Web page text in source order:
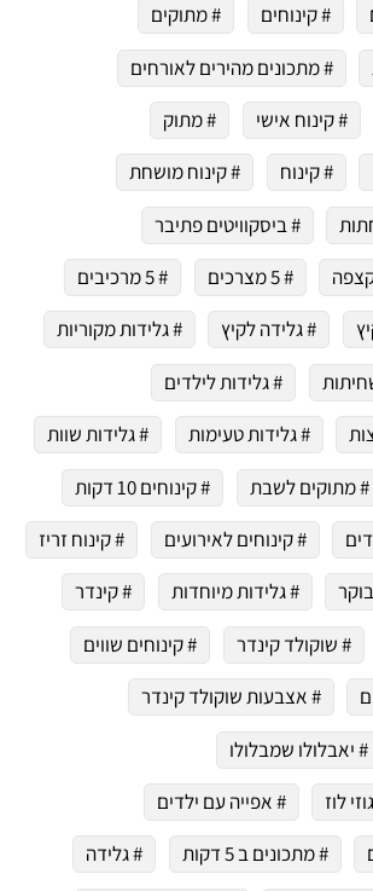
# קינוחים
# מתוקים
# מתכונים מהירים לאורחים
# קינוח אישי
# מתוק
# קינוח
# קינוח מושחת
# ביסקוויטים פתיבר
# 5 מצרכים
# 5 מרכיבים
# גלידה לקיץ
# גלידות מקוריות
# גלידות לילדים
# גלידות טעימות
# גלידות שוות
# מתוקים לשבת
# קינוחים 10 דקות
# קינוחים לאירועים
# קינוח זריז
# גלידות מיוחדות
# קינדר
# שוקולד קינדר
# קינוחים שווים
# אצבעות שוקולד קינדר
# יאבלולו שמבלולו
לוז
# אפייה עם ילדים
# מתכונים ב 5 דקות
# גלידה